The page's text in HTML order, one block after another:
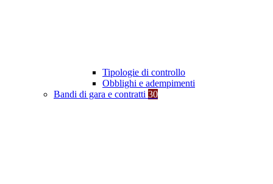
Tipologie di controllo
Obblighi e adempimenti
Bandi di gara e contratti 30